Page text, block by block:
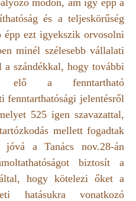
és a teljeskörűség
ezt igyekszik orvosolni
minél szélesebb vállalati
szándékkal, hogy további
elő a fenntartható
fenntarthatósági jelentésről
525 igen szavazattal,
mellett fogadtak
a Tanács nov.28-án
biztosít a
hogy kötelezi őket a
hatásukra vonatkozó